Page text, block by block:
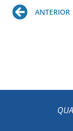
Prev
ANTERIOR